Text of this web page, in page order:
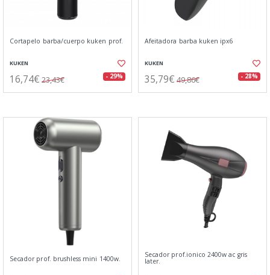
Cortapelo barba/cuerpo kuken prof.
KUKEN
16,74€ 23,43€ - 29%
Afeitadora barba kuken ipx6
KUKEN
35,79€ 49,86€ - 28%
Secador prof. brushless mini 1400w. Secador prof.ionico 2400w ac gris
later.